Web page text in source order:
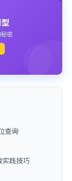
密
查询
实践技巧